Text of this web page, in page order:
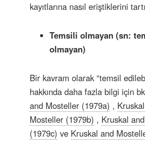
kayıtlarına nasıl eriştiklerini
Temsili olmayan (sn:
olmayan)
Bir kavram olarak “temsil
hakkında daha fazla bilgi için
and Mosteller (1979a) ,
Mosteller (1979b) , Kruskal
(1979c) ve Kruskal and